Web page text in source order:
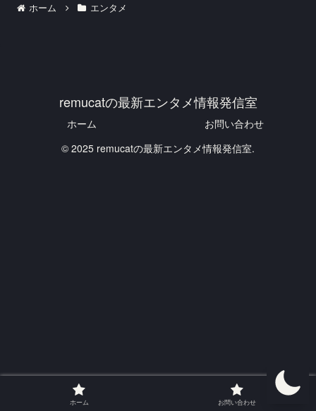
ホーム エンタメ
remucatの最新エンタメ情報発信室
ホーム
お問い合わせ
© 2025 remucatの最新エンタメ情報発信室.
ホーム お問い合わせ